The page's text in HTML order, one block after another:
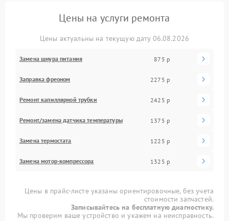
Цены на услуги ремонта
Цены актуальны на текущую дату 06.08.2026
Замена шнура питания 875 р
Заправка фреоном 2275 р
Ремонт капиллярной трубки 2425 р
Ремонт/замена датчика температуры 1375 р
Замена термостата 1225 р
Замена мотор-компрессора 1325 р
Цены в прайс-листе указаны ориентировочные, без учета
стоимости запчастей.
Записывайтесь на бесплатную диагностику.
Мы проверим ваше устройство и укажем на неисправность.